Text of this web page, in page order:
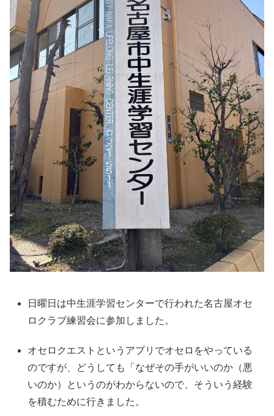
日曜日は中生涯学習センターで行われた名古屋オセ
ロクラブ練習会に参加しました。
オセロクエストというアプリでオセロをやっている
のですが、どうしても「なぜその手がいいのか（悪
いのか）というのがわからないので、そういう経験
を積むために行きました。